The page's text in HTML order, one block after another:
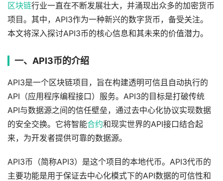
区块链行业一直在不断发展壮大，并涌现出众多的加密货币
项目。其中，API3作为一种新兴的数字货币，备受关注。
本文将深入探讨API3币的核心信息和其未来的价值潜力。
一、API3币的介绍
API3是一个区块链项目，旨在构建透明可信且自动执行的
API（应用程序编程接口）服务。API3的目标是打破传统
API与数据源之间的信任壁垒，通过去中心化协议实现数据
的安全交换。它将智能合约和现实世界的API接口结合起
来，为开发者提供可靠的数据源。
API3币（简称API3）是这个项目的本地代币。API3代币的
主要功能是用于保证去中心化模式下的API数据的可信性和